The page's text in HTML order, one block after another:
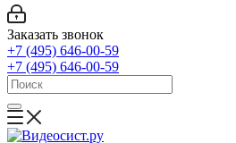
Заказать звонок
+7 (495) 646-00-59
+7 (495) 646-00-59